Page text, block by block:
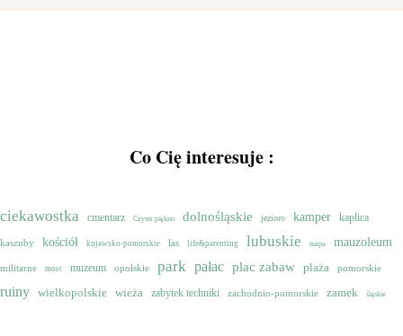
Co Cię interesuje :
ciekawostka cmentarz Czyste piękno dolnośląskie jezioro kamper kaplica
kaszuby kościół kujawsko-pomorskie las life&parenting lubuskie mapa mauzoleum
militarne most muzeum opolskie park pałac plac zabaw plaża pomorskie
ruiny wielkopolskie wieża zabytek techniki zachodnio-pomorskie zamek śląskie